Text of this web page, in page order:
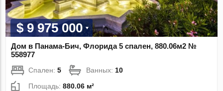
$ 9 975 000
Дом в Панама-Бич, Флорида 5 спален, 880.06м2 №
558977
Спален:5 Ванных:10
Площадь:880.06 м²